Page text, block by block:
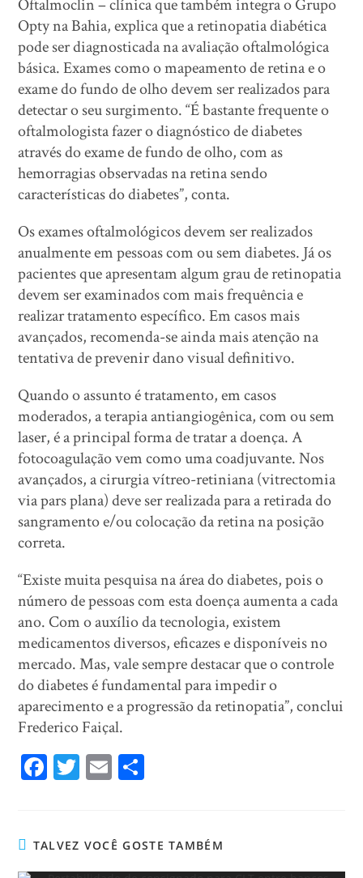
Oftalmoclin – clínica que também integra o Grupo
Opty na Bahia, explica que a retinopatia diabética
pode ser diagnosticada na avaliação oftalmológica
básica. Exames como o mapeamento de retina e o
exame do fundo de olho devem ser realizados para
detectar o seu surgimento. “É bastante frequente o
oftalmologista fazer o diagnóstico de diabetes
através do exame de fundo de olho, com as
hemorragias observadas na retina sendo
características do diabetes”, conta.
Os exames oftalmológicos devem ser realizados
anualmente em pessoas com ou sem diabetes. Já os
pacientes que apresentam algum grau de retinopatia
devem ser examinados com mais frequência e
realizar tratamento específico. Em casos mais
avançados, recomenda-se ainda mais atenção na
tentativa de prevenir dano visual definitivo.
Quando o assunto é tratamento, em casos
moderados, a terapia antiangiogênica, com ou sem
laser, é a principal forma de tratar a doença. A
fotocoagulação vem como uma coadjuvante. Nos
avançados, a cirurgia vítreo-retiniana (vitrectomia
via pars plana) deve ser realizada para a retirada do
sangramento e/ou colocação da retina na posição
correta.
“Existe muita pesquisa na área do diabetes, pois o
número de pessoas com esta doença aumenta a cada
ano. Com o auxílio da tecnologia, existem
medicamentos diversos, eficazes e disponíveis no
mercado. Mas, vale sempre destacar que o controle
do diabetes é fundamental para impedir o
aparecimento e a progressão da retinopatia”, conclui
Frederico Faiçal.
Fa
ok
T
er
E
TALVEZ VOCÊ GOSTE TAMBÉM